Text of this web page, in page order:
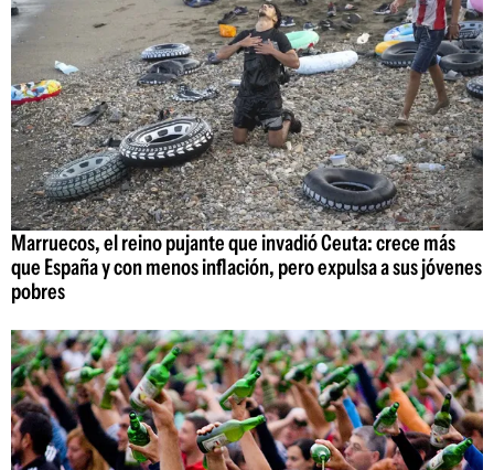
Marruecos, el reino pujante que invadió Ceuta: crece más
que España y con menos inflación, pero expulsa a sus jóvenes
pobres